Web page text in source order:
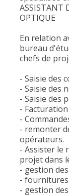
ASSISTANT
OPTIQUE
En relation
bureau
chefs de
- Saisie des
- Saisie des
- Saisie des
- Facturation
-
- remonter
opérateurs.
- Assister le
projet dans
- gestion
- fournitures
- gestion